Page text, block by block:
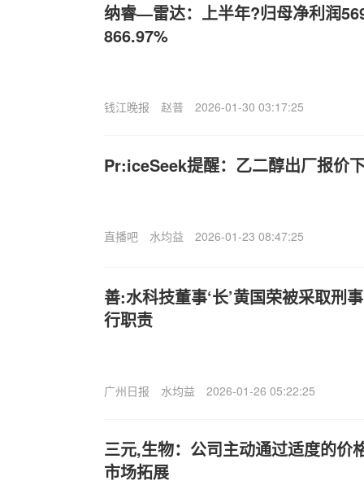
纳睿—雷达：上半年?归母净利润
866.97%
钱江晚报 赵普 2026-01-30 03:17:25
Pr:iceSeek提醒：乙二醇出厂报价
直播吧 水均益 2026-01-23 08:47:25
善:水科技董事‘长’黄国荣被采取刑
行职责
广州日报 水均益 2026-01-26 05:22:25
三元,生物：公司主动通过适度的价
市场拓展